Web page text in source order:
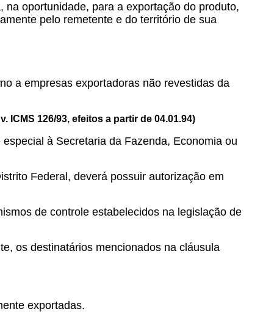
oportunidade, para a exportação do produto,
pelo remetente e do território de sua
a empresas exportadoras não revestidas da
ICMS 126/93, efeitos a partir de 04.01.94)
à Secretaria da Fazenda, Economia ou
Federal, deverá possuir autorização em
de controle estabelecidos na legislação de
os destinatários mencionados na cláusula
exportadas.